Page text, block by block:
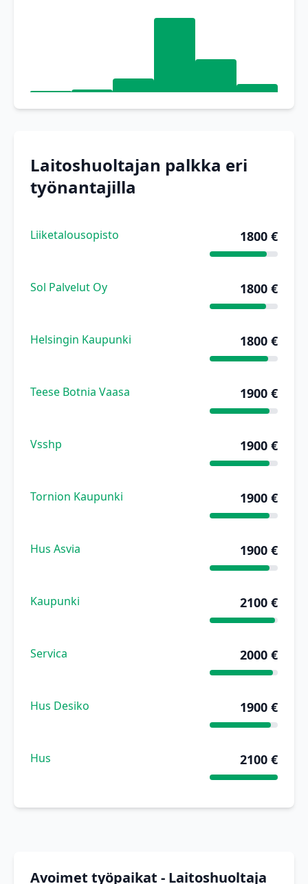
Laitoshuoltajan palkka eri
työnantajilla
Liiketalousopisto 1800 €
Sol Palvelut Oy 1800 €
Helsingin Kaupunki 1800 €
Teese Botnia Vaasa 1900 €
Vsshp 1900 €
Tornion Kaupunki 1900 €
Hus Asvia 1900 €
Kaupunki 2100 €
Servica 2000 €
Hus Desiko 1900 €
Hus 2100 €
Avoimet työpaikat - Laitoshuoltaja